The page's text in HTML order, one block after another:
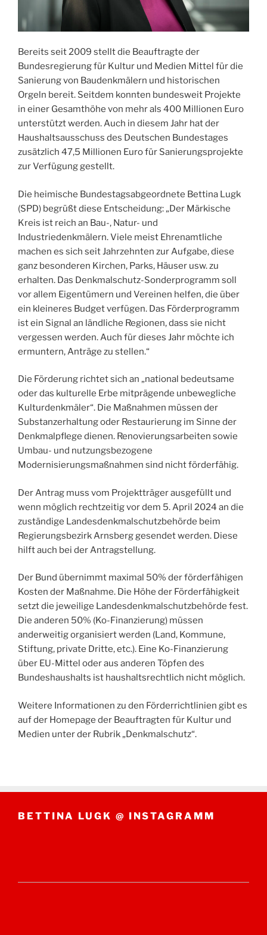
Bereits seit 2009 stellt die Beauftragte der
Bundesregierung für Kultur und Medien Mittel für die
Sanierung von Baudenkmälern und historischen
Orgeln bereit. Seitdem konnten bundesweit Projekte
in einer Gesamthöhe von mehr als 400 Millionen Euro
unterstützt werden. Auch in diesem Jahr hat der
Haushaltsausschuss des Deutschen Bundestages
zusätzlich 47,5 Millionen Euro für Sanierungsprojekte
zur Verfügung gestellt.
Die heimische Bundestagsabgeordnete Bettina Lugk
(SPD) begrüßt diese Entscheidung: „Der Märkische
Kreis ist reich an Bau-, Natur- und
Industriedenkmälern. Viele meist Ehrenamtliche
machen es sich seit Jahrzehnten zur Aufgabe, diese
ganz besonderen Kirchen, Parks, Häuser usw. zu
erhalten. Das Denkmalschutz-Sonderprogramm soll
vor allem Eigentümern und Vereinen helfen, die über
ein kleineres Budget verfügen. Das Förderprogramm
ist ein Signal an ländliche Regionen, dass sie nicht
vergessen werden. Auch für dieses Jahr möchte ich
ermuntern, Anträge zu stellen.“
Die Förderung richtet sich an „national bedeutsame
oder das kulturelle Erbe mitprägende unbewegliche
Kulturdenkmäler“. Die Maßnahmen müssen der
Substanzerhaltung oder Restaurierung im Sinne der
Denkmalpflege dienen. Renovierungsarbeiten sowie
Umbau- und nutzungsbezogene
Modernisierungsmaßnahmen sind nicht förderfähig.
Der Antrag muss vom Projektträger ausgefüllt und
wenn möglich rechtzeitig vor dem 5. April 2024 an die
zuständige Landesdenkmalschutzbehörde beim
Regierungsbezirk Arnsberg gesendet werden. Diese
hilft auch bei der Antragstellung.
Der Bund übernimmt maximal 50% der förderfähigen
Kosten der Maßnahme. Die Höhe der Förderfähigkeit
setzt die jeweilige Landesdenkmalschutzbehörde fest.
Die anderen 50% (Ko-Finanzierung) müssen
anderweitig organisiert werden (Land, Kommune,
Stiftung, private Dritte, etc.). Eine Ko-Finanzierung
über EU-Mittel oder aus anderen Töpfen des
Bundeshaushalts ist haushaltsrechtlich nicht möglich.
Weitere Informationen zu den Förderrichtlinien gibt es
auf der Homepage der Beauftragten für Kultur und
Medien unter der Rubrik „Denkmalschutz“.
BETTINA LUGK @ INSTAGRAMM